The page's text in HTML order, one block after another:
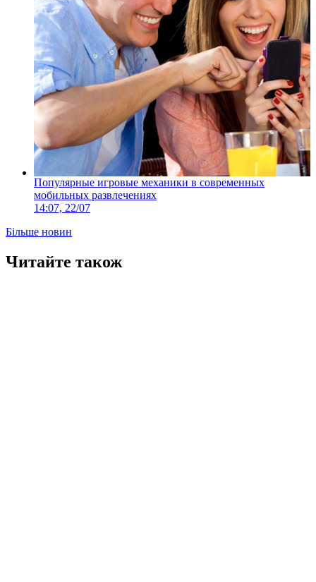
Популярные игровые механики в современных
мобильных развлечениях
14:07, 22/07
Більше новин
Читайте також